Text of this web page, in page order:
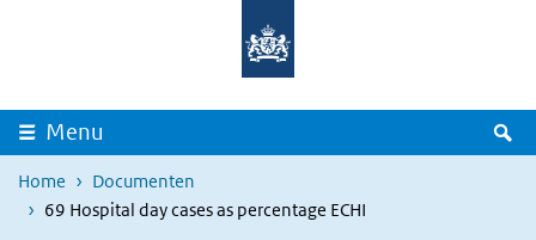
Overslaan en naar de inhoud gaan
Menu
Home
Documenten
69 Hospital day cases as percentage ECHI